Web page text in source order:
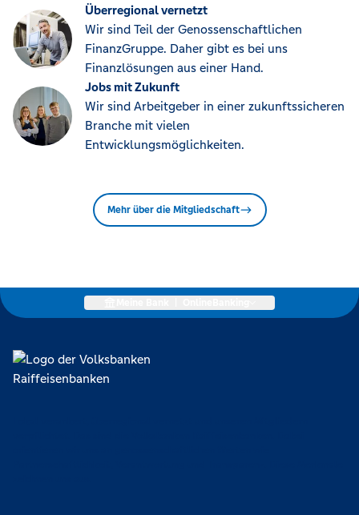
Überregional vernetzt
Wir sind Teil der Genossenschaftlichen
FinanzGruppe. Daher gibt es bei uns
Finanzlösungen aus einer Hand.
Jobs mit Zukunft
Wir sind Arbeitgeber in einer zukunftssicheren
Branche mit vielen
Entwicklungsmöglichkeiten.
Mehr über die Mitgliedschaft